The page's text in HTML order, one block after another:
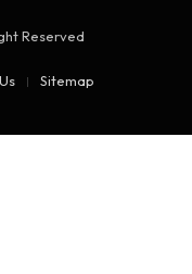
Reserved
Sitemap